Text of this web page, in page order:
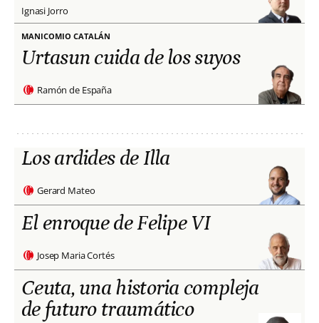
Ignasi Jorro
MANICOMIO CATALÁN
Urtasun cuida de los suyos
Ramón de España
Los ardides de Illa
Gerard Mateo
El enroque de Felipe VI
Josep Maria Cortés
Ceuta, una historia compleja
de futuro traumático